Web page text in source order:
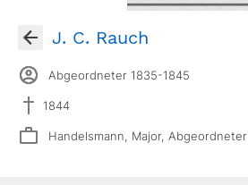
J. C. Rauch
Abgeordneter 1835-1845
1844
Handelsmann, Major, Abgeordneter